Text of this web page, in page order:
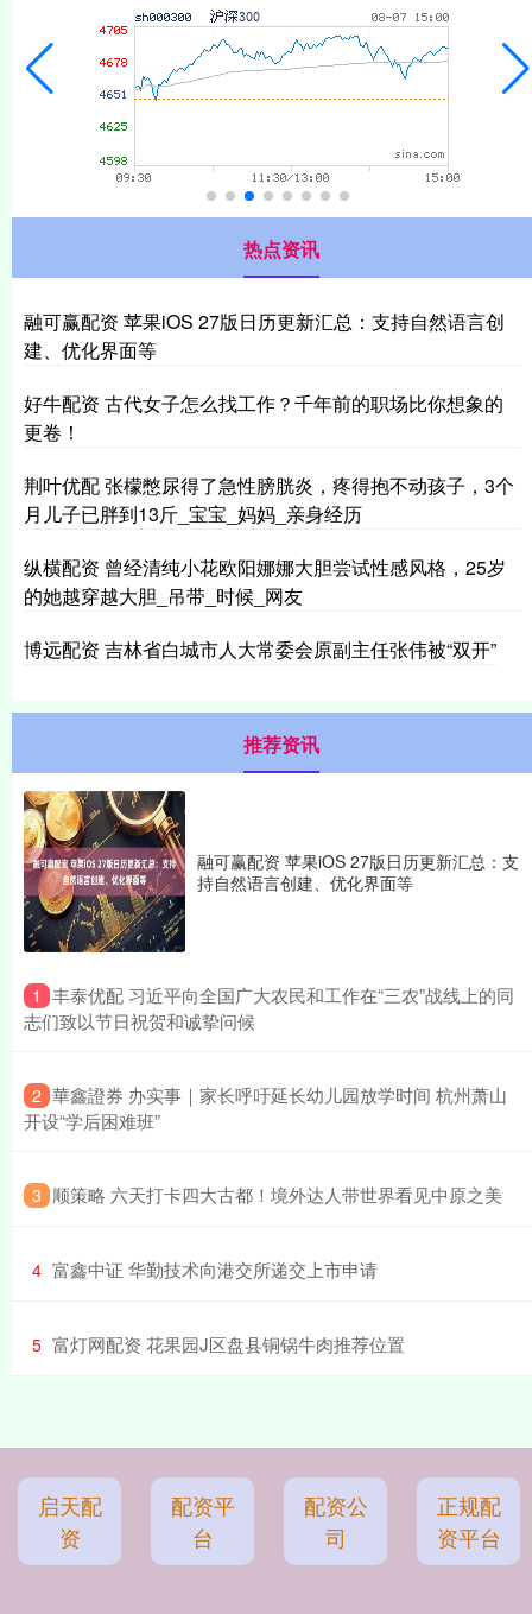
热点资讯
融可赢配资 苹果iOS 27版日历更新汇总：支持自然语言创
建、优化界面等
好牛配资 古代女子怎么找工作？千年前的职场比你想象的
更卷！
荆叶优配 张檬憋尿得了急性膀胱炎，疼得抱不动孩子，3个
月儿子已胖到13斤_宝宝_妈妈_亲身经历
纵横配资 曾经清纯小花欧阳娜娜大胆尝试性感风格，25岁
的她越穿越大胆_吊带_时候_网友
博远配资 吉林省白城市人大常委会原副主任张伟被“双开”
推荐资讯
融可赢配资 苹果iOS 27版日历更新汇总：支
持自然语言创建、优化界面等
1 ​丰泰优配 习近平向全国广大农民和工作在“三农”战线上的同
志们致以节日祝贺和诚挚问候
2 ​華鑫證券 办实事｜家长呼吁延长幼儿园放学时间 杭州萧山
开设“学后困难班”
3 ​顺策略 六天打卡四大古都！境外达人带世界看见中原之美
4 ​富鑫中证 华勤技术向港交所递交上市申请
5 ​富灯网配资 花果园J区盘县铜锅牛肉推荐位置
启天配
资
配资平
台
配资公
司
正规配
资平台